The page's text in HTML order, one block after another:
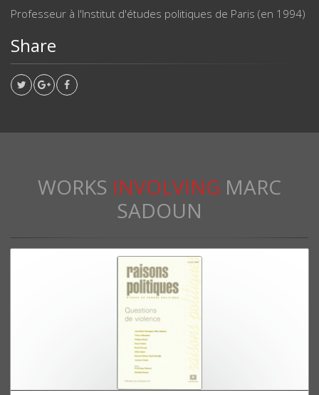
Professeur à l'Institut d'études politiques de Paris (en 1994)
Share
WORKS INVOLVING MARC
SADOUN